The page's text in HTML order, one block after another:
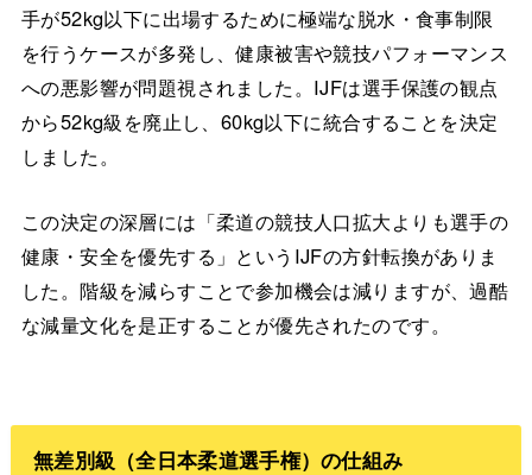
手が52kg以下に出場するために極端な脱水・食事制限
を行うケースが多発し、健康被害や競技パフォーマンス
への悪影響が問題視されました。IJFは選手保護の観点
から52kg級を廃止し、60kg以下に統合することを決定
しました。
この決定の深層には「柔道の競技人口拡大よりも選手の
健康・安全を優先する」というIJFの方針転換がありま
した。階級を減らすことで参加機会は減りますが、過酷
な減量文化を是正することが優先されたのです。
無差別級（全日本柔道選手権）の仕組み